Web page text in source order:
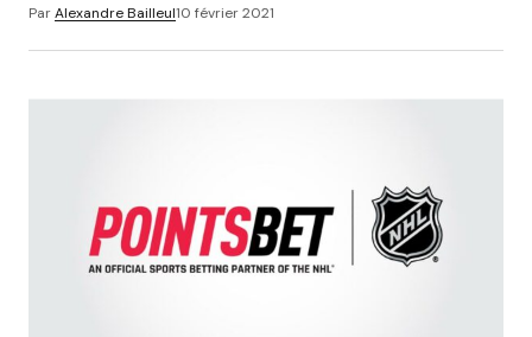
ParAlexandre Bailleul10 février 2021